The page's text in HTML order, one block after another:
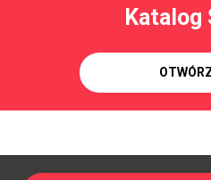
Katalog